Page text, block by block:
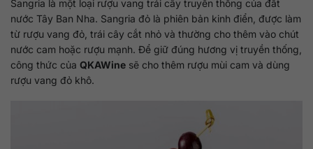
Sangria là một loại rượu vang trái cây truyền thống của đất
nước Tây Ban Nha. Sangria đỏ là phiên bản kinh điển, được làm
từ rượu vang đỏ, trái cây cắt nhỏ và thường cho thêm vào chút
nước cam hoặc rượu mạnh. Để giữ đúng hương vị truyền thống,
công thức của QKAWine sẽ cho thêm rượu mùi cam và dùng
rượu vang đỏ khô.